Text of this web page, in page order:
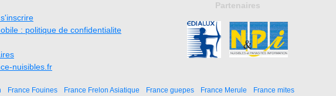
: politique de confidentialite
nuisibles.fr
Partenaires
France Fouines France Frelon Asiatique France guepes France Merule France mites